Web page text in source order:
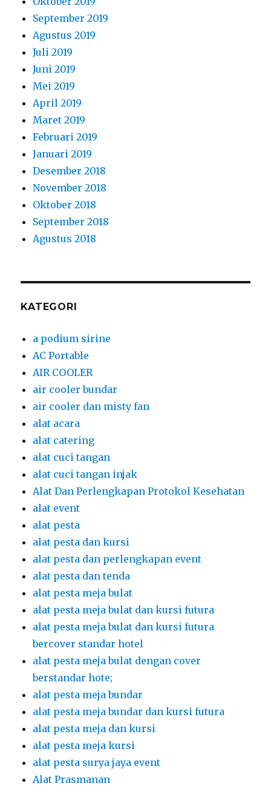
September 2019
Agustus 2019
Juli 2019
Juni 2019
Mei 2019
April 2019
Maret 2019
Februari 2019
Januari 2019
Desember 2018
November 2018
Oktober 2018
September 2018
Agustus 2018
KATEGORI
a podium sirine
AC Portable
AIR COOLER
air cooler bundar
air cooler dan misty fan
alat acara
alat catering
alat cuci tangan
alat cuci tangan injak
Alat Dan Perlengkapan Protokol Kesehatan
alat event
alat pesta
alat pesta dan kursi
alat pesta dan perlengkapan event
alat pesta dan tenda
alat pesta meja bulat
alat pesta meja bulat dan kursi futura
alat pesta meja bulat dan kursi futura
bercover standar hotel
alat pesta meja bulat dengan cover
berstandar hote;
alat pesta meja bundar
alat pesta meja bundar dan kursi futura
alat pesta meja dan kursi
alat pesta meja kursi
alat pesta surya jaya event
Alat Prasmanan